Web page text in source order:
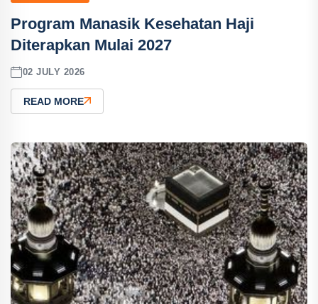
Program Manasik Kesehatan Haji
Diterapkan Mulai 2027
02 JULY 2026
READ MORE